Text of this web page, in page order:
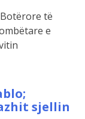
të
e
sjellin